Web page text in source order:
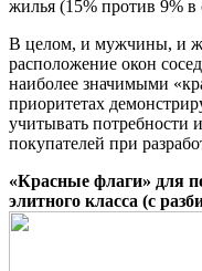
жилья (15% против 9%
В целом, и мужчины, и
расположение окон
наиболее значимыми
приоритетах
учитывать потребности
покупателей при
«Красные флаги» для
элитного класса (с